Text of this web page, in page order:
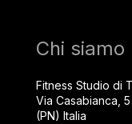
Chi siamo
Fitness Studio di
Via Casabianca,
(PN) Italia